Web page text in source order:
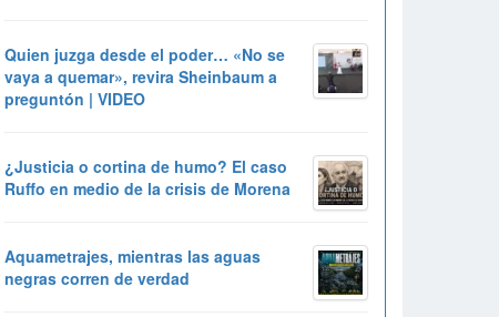
Quien juzga desde el poder… «No se
vaya a quemar», revira Sheinbaum a
preguntón | VIDEO
¿Justicia o cortina de humo? El caso
Ruffo en medio de la crisis de Morena
Aquametrajes, mientras las aguas
negras corren de verdad